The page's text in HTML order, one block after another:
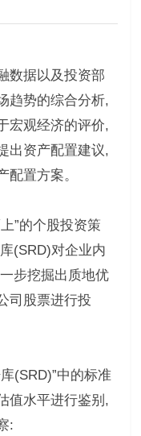
数据以及投资部
趋势的综合分析,
宏观经济的评价,
出资产配置建议,
置方案。
”的个股投资策
(SRD)对企业内
步挖掘出质地优
司股票进行投
(SRD)”中的标准
值水平进行鉴别,
: